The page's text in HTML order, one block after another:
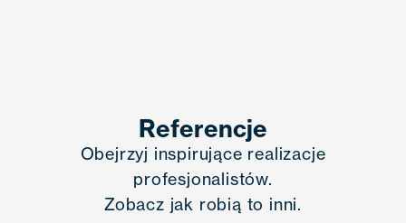
Referencje
Obejrzyj inspirujące realizacje
profesjonalistów.
Zobacz jak robią to inni.